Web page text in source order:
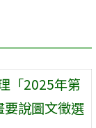
「2025年第
說圖文徵選